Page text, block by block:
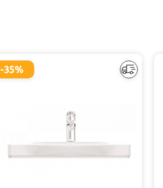
-35%